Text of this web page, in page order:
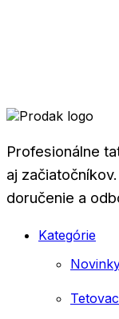
Profesionálne
aj
doručenie a
Kategórie